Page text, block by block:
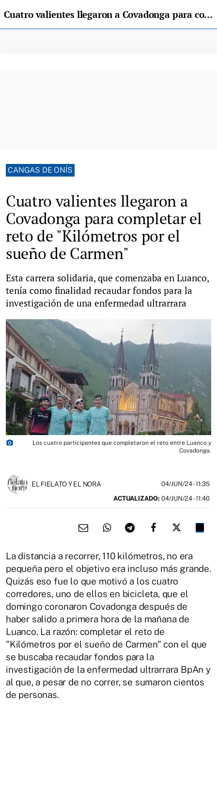
Cuatro valientes llegaron a Covadonga para completar el reto de "Kilómetros por el sueño de Carmen"
CANGAS DE ONÍS
Cuatro valientes llegaron a
Covadonga para completar el
reto de "Kilómetros por el
sueño de Carmen"
Esta carrera solidaria, que comenzaba en Luanco,
tenía como finalidad recaudar fondos para la
investigación de una enfermedad ultrarrara
photo_camera
Los cuatro participantes que completaron el reto entre Luanco y
Covadonga.
EL FIELATO Y EL NORA 04/JUN/24- 11:35
ACTUALIZADO: 04/JUN/24 - 11:40
La distancia a recorrer, 110 kilómetros, no era
pequeña pero el objetivo era incluso más grande.
Quizás eso fue lo que motivó a los cuatro
corredores, uno de ellos en bicicleta, que el
domingo coronaron Covadonga después de
haber salido a primera hora de la mañana de
Luanco. La razón: completar el reto de
"Kilómetros por el sueño de Carmen" con el que
se buscaba recaudar fondos para la
investigación de la enfermedad ultrarrara BpAn y
al que, a pesar de no correr, se sumaron cientos
de personas.